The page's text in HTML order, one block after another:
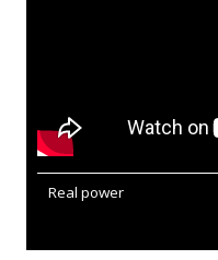
Real power